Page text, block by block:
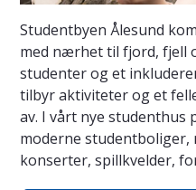
Studentbyen Ålesund
med nærhet til fjord, fjell
studenter og et
tilbyr aktiviteter og et
av. I vårt nye studenthus
moderne
konserter, spillkvelder,